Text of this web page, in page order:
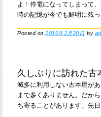
よ！停電になってしまって
時の記憶が今でも鮮明に残
Posted on2016年2月20日 by
久しぶりに訪れた古
滅多に利用しない古本屋が
まで多くありません。だか
ち寄ることがあります。先